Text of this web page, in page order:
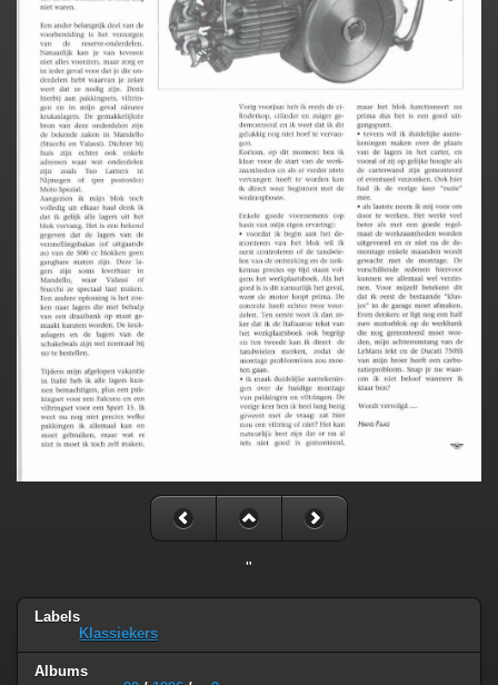
"
Labels
Klassiekers
Albums